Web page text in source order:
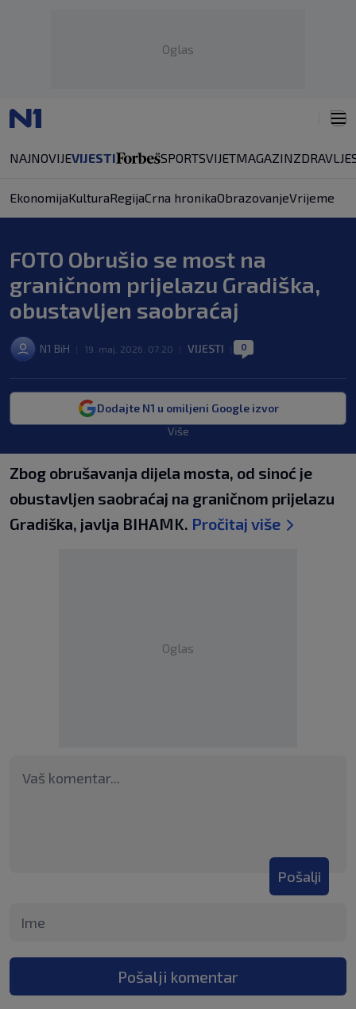
Oglas
NAJNOVIJEVIJESTI SPORTSVIJETMAGAZINZDRAVLJE
EkonomijaKulturaRegijaCrna hronikaObrazovanjeVrijeme
FOTO Obrušio se most na
graničnom prijelazu Gradiška,
obustavljen saobraćaj
N1 BiH 19. maj. 2026. 07:20 VIJESTI 0
Dodajte N1 u omiljeni Google izvor
Više
Zbog obrušavanja dijela mosta, od sinoć je
obustavljen saobraćaj na graničnom prijelazu
Gradiška, javlja BIHAMK. Pročitaj više
Oglas
Pošalji
Pošalji komentar